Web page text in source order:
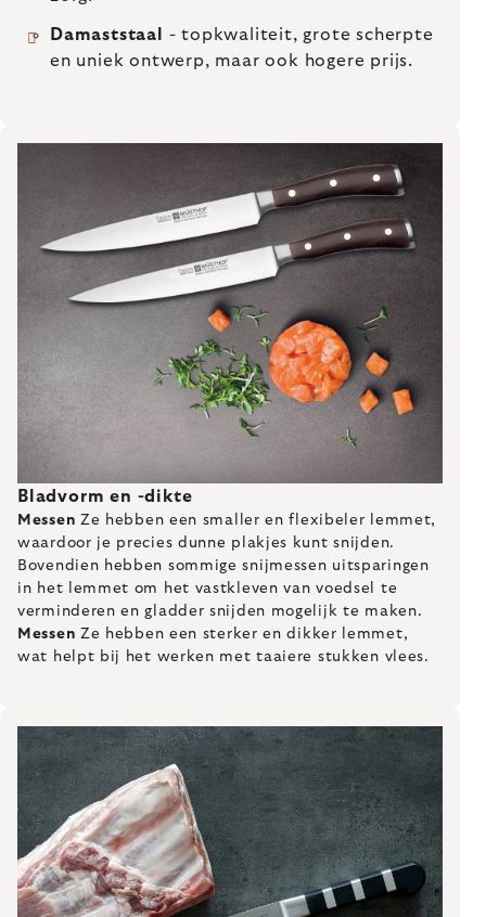
Damaststaal
- topkwaliteit, grote scherpte
en uniek ontwerp, maar ook hogere prijs.
Bladvorm en -dikte
Messen Ze hebben een smaller en flexibeler lemmet,
waardoor je precies dunne plakjes kunt snijden.
Bovendien hebben sommige snijmessen uitsparingen
in het lemmet om het vastkleven van voedsel te
verminderen en gladder snijden mogelijk te maken.
Messen Ze hebben een sterker en dikker lemmet,
wat helpt bij het werken met taaiere stukken vlees.